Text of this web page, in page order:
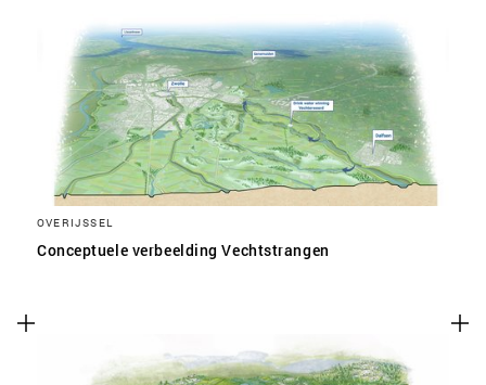
OVERIJSSEL
Conceptuele verbeelding Vechtstrangen